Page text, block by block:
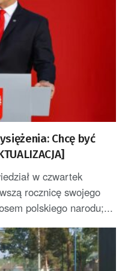
Chcę być
w czwartek
rocznicę swojego
polskiego narodu;...